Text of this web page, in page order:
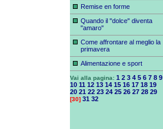
Remise en forme
Quando il "dolce" diventa
"amaro"
Come affrontare al meglio la
primavera
Alimentazione e sport
Vai alla pagina: 1 2 3 4 5 6 7 8 9
10 11 12 13 14 15 16 17 18 19
20 21 22 23 24 25 26 27 28 29
[30] 31 32